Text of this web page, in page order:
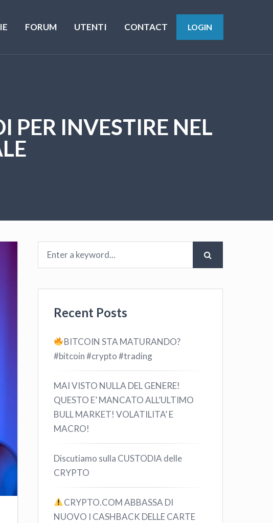
FORUM UTENTI CONTACT LOGIN
PER INVESTIRE NEL
Recent Posts
BITCOIN STA MATURANDO?
#bitcoin #crypto #trading
MAI VISTO NULLA DEL GENERE!
QUESTO E’ MANCATO ALL’ULTIMO
BULL MARKET! VOLATILITA’ E
MACRO!
Discutiamo sulla CUSTODIA delle
CRYPTO
CRYPTO.COM ABBASSA DI
NUOVO I CASHBACK DELLE CARTE